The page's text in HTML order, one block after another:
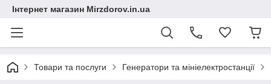
Інтернет магазин Mirzdorov.in.ua
Товари та послуги Генератори та мініелектростанції